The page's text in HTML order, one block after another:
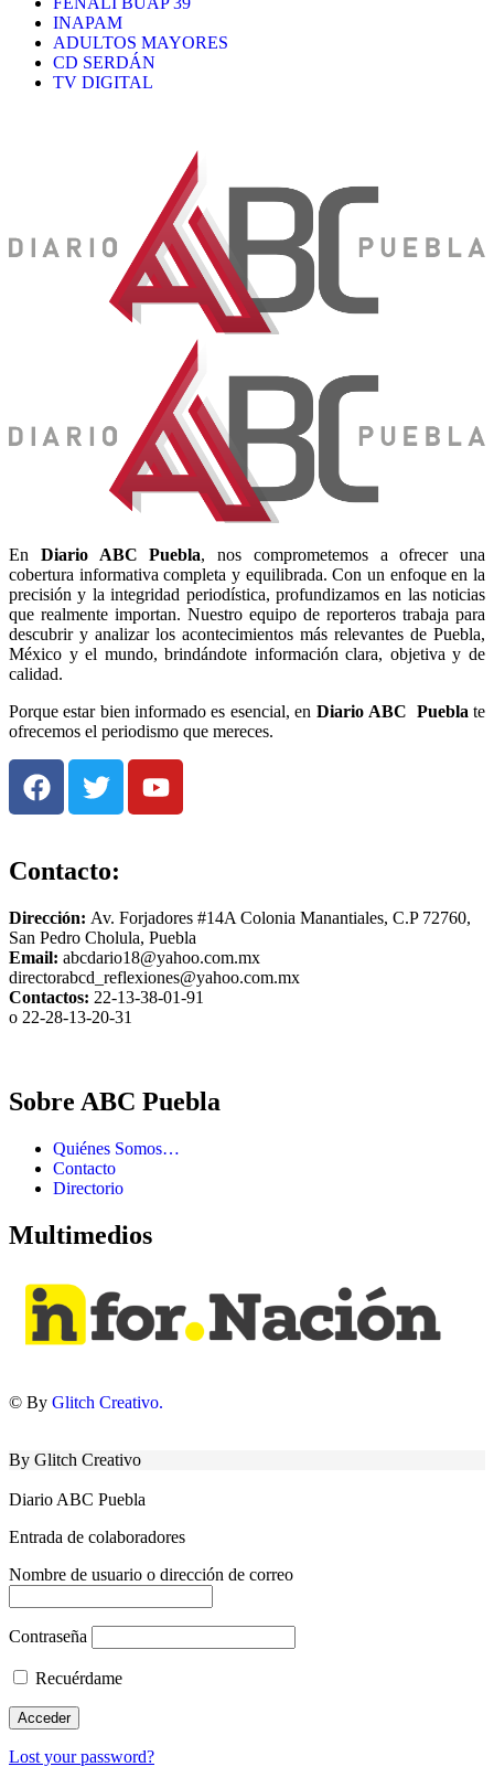
INAPAM
ADULTOS MAYORES
CD SERDÁN
TV DIGITAL
En Diario ABC Puebla, nos comprometemos a ofrecer una
cobertura informativa completa y equilibrada. Con un enfoque en la
precisión y la integridad periodística, profundizamos en las noticias
que realmente importan. Nuestro equipo de reporteros trabaja para
descubrir y analizar los acontecimientos más relevantes de Puebla,
México y el mundo, brindándote información clara, objetiva y de
calidad.
Porque estar bien informado es esencial, en Diario ABC Puebla te
ofrecemos el periodismo que mereces.
Contacto:
Dirección: Av. Forjadores #14A Colonia Manantiales, C.P 72760,
San Pedro Cholula, Puebla
Email: abcdario18@yahoo.com.mx
directorabcd_reflexiones@yahoo.com.mx
Contactos: 22-13-38-01-91
o 22-28-13-20-31
Sobre ABC Puebla
Quiénes Somos…
Contacto
Directorio
Multimedios
© By Glitch Creativo.
By Glitch Creativo
Diario ABC Puebla
Entrada de colaboradores
Nombre de usuario o dirección de correo
Contraseña
Recuérdame
Lost your password?